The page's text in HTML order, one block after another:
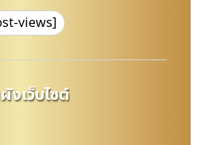
views]
งเว็บไซต์